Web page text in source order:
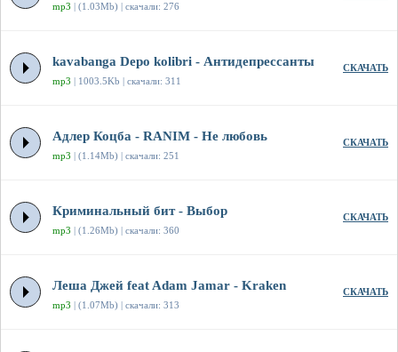
mp3 | (1.03Mb) | скачали: 276
kavabanga Depo kolibri - Антидепрессанты
mp3 | 1003.5Kb | скачали: 311
СКАЧАТЬ
Адлер Коцба - RANIM - Не любовь
mp3 | (1.14Mb) | скачали: 251
СКАЧАТЬ
Криминальный бит - Выбор
mp3 | (1.26Mb) | скачали: 360
СКАЧАТЬ
Леша Джей feat Adam Jamar - Kraken
mp3 | (1.07Mb) | скачали: 313
СКАЧАТЬ